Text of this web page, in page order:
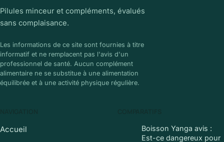
Pilules minceur et compléments, évalués
sans complaisance.
Les informations de ce site sont fournies à titre
informatif et ne remplacent pas l'avis d'un
professionnel de santé. Aucun complément
alimentaire ne se substitue à une alimentation
équilibrée et à une activité physique régulière.
Accueil
Boisson Yanga avis :
Est-ce dangereux pour